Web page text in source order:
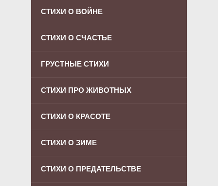
СТИХИ О ВОЙНЕ
СТИХИ О СЧАСТЬЕ
ГРУСТНЫЕ СТИХИ
СТИХИ ПРО ЖИВОТНЫХ
СТИХИ О КРАСОТЕ
СТИХИ О ЗИМЕ
СТИХИ О ПРЕДАТЕЛЬСТВЕ